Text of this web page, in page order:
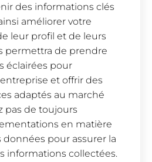
des informations clés
améliorer votre
leur profil et de leurs
permettra de prendre
éclairées pour
et offrir des
adaptés au marché
pas de toujours
en matière
pour assurer la
informations collectées.